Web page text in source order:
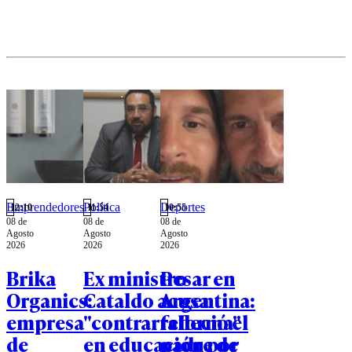
Emprendedores
12:10
08 de
Agosto
2026
Brika
Organics:
empresa
de
Política
11:54
08 de
Agosto
2026
Ex ministro
Cataldo acusa
"contrarreforma"
en educación por
Deportes
10:55
08 de
Agosto
2026
Pesar en
Argentina:
falleció el
padre de